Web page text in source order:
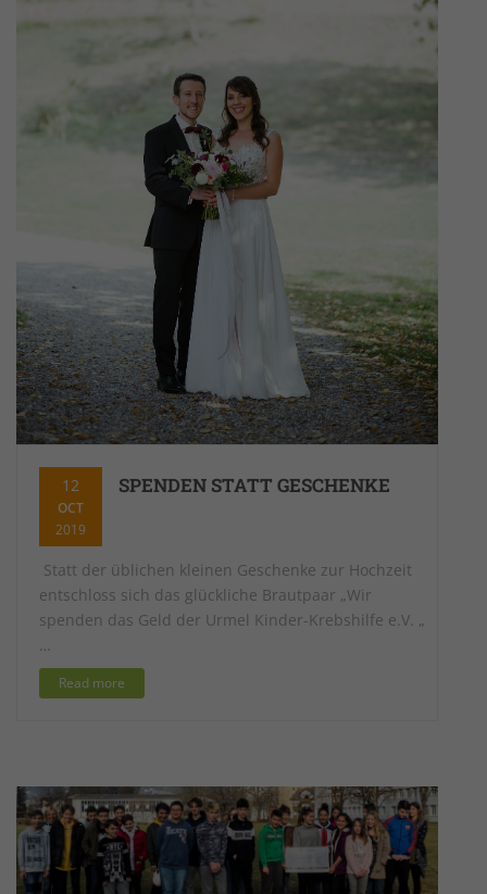
12
OCT
2019
SPENDEN STATT GESCHENKE
Statt der üblichen kleinen Geschenke zur Hochzeit
entschloss sich das glückliche Brautpaar „Wir
spenden das Geld der Urmel Kinder-Krebshilfe e.V. „
…
Read more